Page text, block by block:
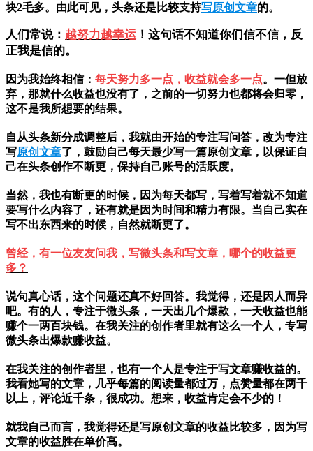
块2毛多。由此可见，头条还是比较支持写原创文章的。
人们常说： 越努力越幸运 ！这句话不知道你们信不信，反
正我是信的。
因为我始终相信： 每天努力多一点，收益就会多一点。一但放
弃，那就什么收益也没有了，之前的一切努力也都将会归零，
这不是我所想要的结果。
自从头条新分成调整后，我就由开始的专注写问答，改为专注
写原创文章了，鼓励自己每天最少写一篇原创文章，以保证自
己在头条创作不断更，保持自己账号的活跃度。
当然，我也有断更的时候，因为每天都写，写着写着就不知道
要写什么内容了，还有就是因为时间和精力有限。当自己实在
写不出东西来的时候，自然就断更了。
曾经，有一位友友问我，写微头条和写文章，哪个的收益更
多？
说句真心话，这个问题还真不好回答。我觉得，还是因人而异
吧。有的人，专注于微头条，一天出几个爆款，一天收益也能
赚个一两百块钱。在我关注的创作者里就有这么一个人，专写
微头条出爆款赚收益。
在我关注的创作者里，也有一个人是专注于写文章赚收益的。
我看她写的文章，几乎每篇的阅读量都过万，点赞量都在两千
以上，评论近千条，很成功。想来，收益肯定会不少的！
就我自己而言，我觉得还是写原创文章的收益比较多，因为写
文章的收益胜在单价高。